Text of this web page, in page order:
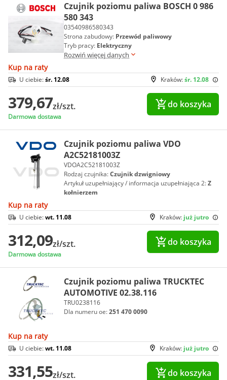
Czujnik poziomu paliwa BOSCH 0 986
580 343
03540986580343
Strona zabudowy: Przewód paliwowy
Tryb pracy: Elektryczny
Rozwiń więcej danych
Kup na raty
Kraków:śr. 12.08
U ciebie:śr. 12.08
379,67zł/szt.
Darmowa dostawa
do koszyka
Czujnik poziomu paliwa VDO
A2C52181003Z
VDOA2C52181003Z
Rodzaj czujnika:Czujnik dzwigniowy
Artykuł uzupełniający / informacja uzupełniająca 2:Z
kołnierzem
Kup na raty
Kraków: już jutro
U ciebie:wt. 11.08
312,09zł/szt.
Darmowa dostawa
do koszyka
Czujnik poziomu paliwa TRUCKTEC
AUTOMOTIVE 02.38.116
TRU0238116
Dla numeru oe:251 470 0090
Kup na raty
Kraków: już jutro
U ciebie:wt. 11.08
331,55zł/szt. do koszyka